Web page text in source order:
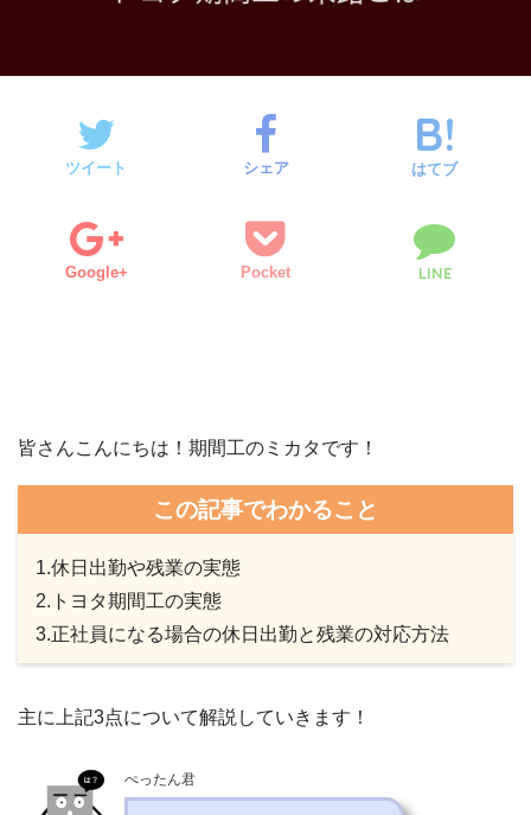
ツイート シェア はてブ
Google+ Pocket LINE
皆さんこんにちは！期間工のミカタです！
この記事でわかること
1.休日出勤や残業の実態
2.トヨタ期間工の実態
3.正社員になる場合の休日出勤と残業の対応方法
主に上記3点について解説していきます！
ぺったん君